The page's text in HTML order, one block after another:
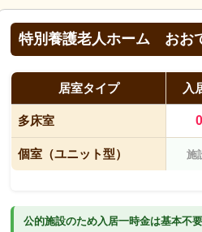
特別養護老人ホーム おお
居室タイプ 入
多床室 0
個室（ユニット型） 施
公的施設のため入居一時金は基本不要